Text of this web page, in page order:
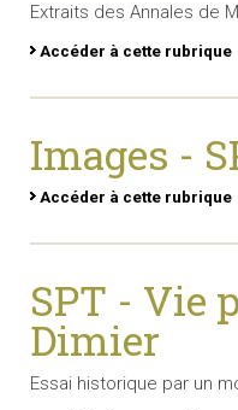
Extraits des Annales de
Accéder à cette rubrique
Images -
Accéder à cette rubrique
SPT - Vie
Dimier
Essai historique par un